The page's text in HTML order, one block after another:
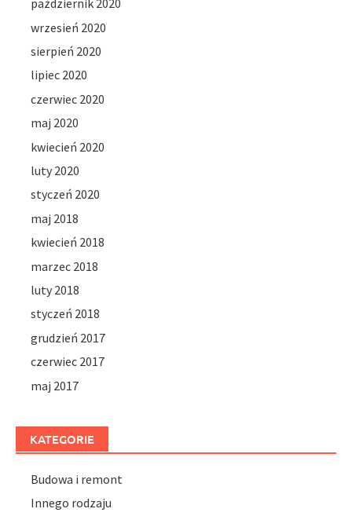
październik 2020
wrzesień 2020
sierpień 2020
lipiec 2020
czerwiec 2020
maj 2020
kwiecień 2020
luty 2020
styczeń 2020
maj 2018
kwiecień 2018
marzec 2018
luty 2018
styczeń 2018
grudzień 2017
czerwiec 2017
maj 2017
KATEGORIE
Budowa i remont
Innego rodzaju